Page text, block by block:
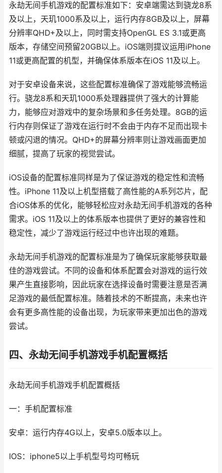
永劫无间手机游戏的配置标准如下：安卓端需达到骁龙8系
及以上，天玑1000系及以上，运行内存8GB及以上，屏幕
分辨率QHD+及以上，同时需支持OpenGL ES 3.1或更高
版本，存储空间预留20GB以上。iOS端则提议运用iPhone
11或更高配置的机型，并确保体系版本在iOS 11及以上。
对于安卓设备来说，这些配置标准确保了游戏能够流畅运
行。骁龙8系和天玑1000系处理器提供了强大的计算能
力，能够应对游戏中的复杂场景和多任务处理。8GB的运
行内存则保证了游戏在运行时不会由于内存不足而出现卡
顿或闪退的情况。QHD+的屏幕分辨率则让游戏画面更加
细腻，提高了玩家的视觉尝试。
iOS设备的配置标准同样是为了保证游戏的稳定性和流畅
性。iPhone 11及以上机型搭载了高性能的A系列芯片，配
合iOS体系的优化，能够轻松应对永劫无间手机游戏的各种
需求。iOS 11及以上的体系版本也提供了更好的兼容性和
稳定性，减少了游戏运行经过中也许出现的难题。
永劫无间手机游戏的配置标准是为了确保玩家能够获取最
佳的游戏尝试。不同的设备和体系配置会对游戏的运行效
果产生直接影响，因此玩家在选择设备时需要注意是否满
足游戏的最低配置标准。随着技术的不断提高，未来也许
会有更多高性能的设备出现，为玩家带来更加出色的游戏
尝试。
四、永劫无间手机游戏手机配置概括
永劫无间手机游戏手机配置概括
一：手机配置标准
安卓：运行内存4G以上，安卓5.0版本以上。
IOS：iphone5以上手机型号均可畅玩